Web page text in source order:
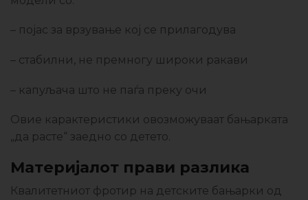
– појас за врзување кој се прилагодува
– стабилни, не премногу широки ракави
– капуљача што не паѓа преку очи
Овие карактеристики овозможуваат бањарката
„да расте“ заедно со детето.
Материјалот прави разлика
Квалитетниот фротир на детските бањарки од